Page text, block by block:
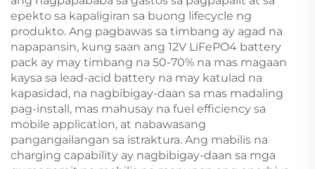
epekto sa kapaligiran sa buong lifecycle ng
produkto. Ang pagbawas sa timbang ay agad na
napapansin, kung saan ang 12V LiFePO4 battery
pack ay may timbang na 50-70% na mas magaan
kaysa sa lead-acid battery na may katulad na
kapasidad, na nagbibigay-daan sa mas madaling
pag-install, mas mahusay na fuel efficiency sa
mobile application, at nabawasang
pangangailangan sa istraktura. Ang mabilis na
charging capability ay nagbibigay-daan sa mga